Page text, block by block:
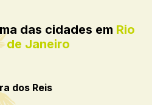
das cidades em Rio
de Janeiro
dos Reis